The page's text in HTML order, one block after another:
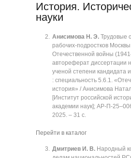
История.
науки
Анисимова Н. Э. Трудовые
рабочих-подростков
Отечественной войны
автореферат диссертации
ученой степени кандидата
: специальность 5.6.1.
история» / Анисимова
[Институт российской
академии наук]; АР-П-
2025. ‒ 31 с.
Перейти в каталог
Дмитриев И. В. Народный